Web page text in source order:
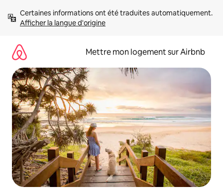
directement
Afficher la langue d'origine
Mettre mon logement sur Airbnb